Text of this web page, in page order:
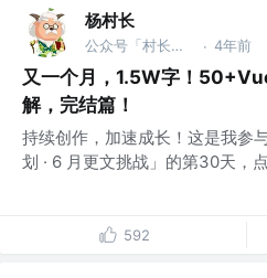
杨村长
公众号「村长学前端」 @B站「前端杨村长」 · 4年前
又一个月，1.5W字！
解，完结篇！
持续创作，加速成长！这是我参
划 · 6 月更文挑战」的第30天，
592